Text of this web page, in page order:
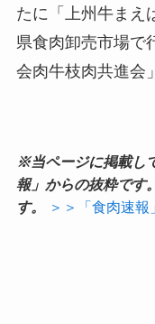
たに「上州牛まえ
県食肉卸売市場で
会肉牛枝肉共進会
※当ページに掲載し
報」からの抜粋です
す。
＞＞「食肉速